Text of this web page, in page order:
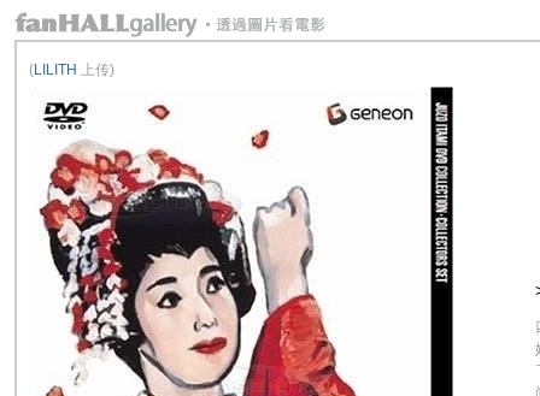
(LILITH 上传)